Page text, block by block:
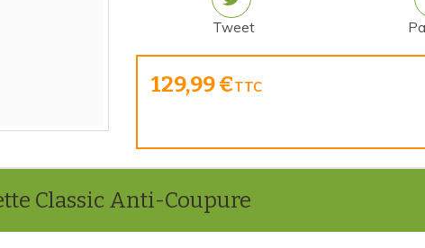
Tweet
129,99 €TTC
Classic Anti-Coupure